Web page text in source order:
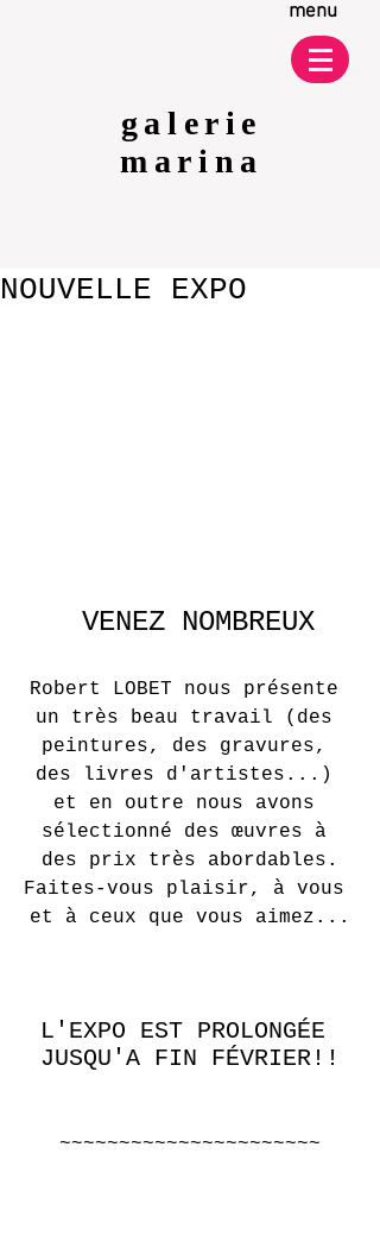
menu
galerie
marina
NOUVELLE EXPO
VENEZ NOMBREUX
Robert LOBET nous présente
un très beau travail (des
peintures, des gravures,
des livres d'artistes...)
et en outre nous avons
sélectionné des œuvres à
des prix très abordables.
Faites-vous plaisir, à vous
et à ceux que vous aimez...
L'EXPO EST PROLONGÉE
JUSQU'A FIN FÉVRIER!!
~~~~~~~~~~~~~~~~~~~~~~